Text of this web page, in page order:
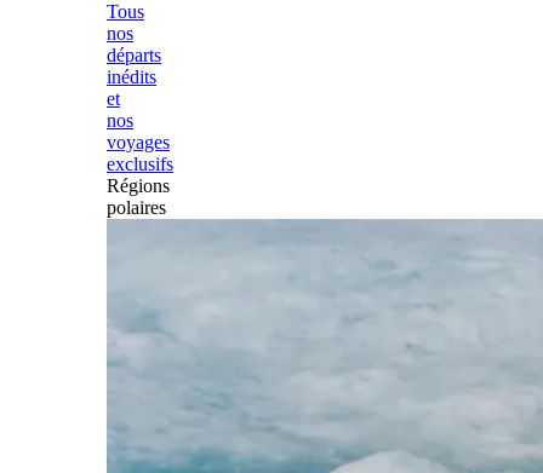
Tous
nos
départs
inédits
et
nos
voyages
exclusifs
Régions
polaires